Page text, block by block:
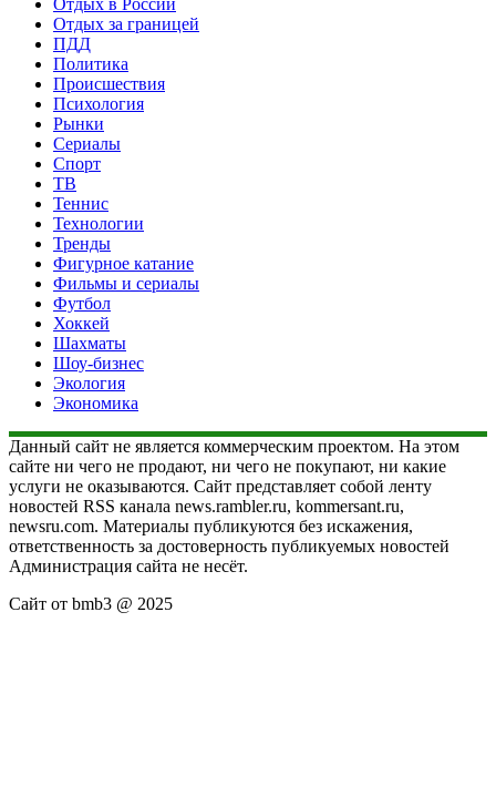
Отдых за границей
ПДД
Политика
Происшествия
Психология
Рынки
Сериалы
Спорт
ТВ
Теннис
Технологии
Тренды
Фигурное катание
Фильмы и сериалы
Футбол
Хоккей
Шахматы
Шоу-бизнес
Экология
Экономика
Данный сайт не является коммерческим проектом. На этом
сайте ни чего не продают, ни чего не покупают, ни какие
услуги не оказываются. Сайт представляет собой ленту
новостей RSS канала news.rambler.ru, kommersant.ru,
newsru.com. Материалы публикуются без искажения,
ответственность за достоверность публикуемых новостей
Администрация сайта не несёт.
Сайт от bmb3 @ 2025